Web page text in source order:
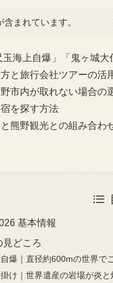
まれています。
海上自爆」「鬼ヶ城大
と旅行会社ツアーの活
市内が取れない場合の
を探す方法
熊野観光との組み合わ
基本情報
どころ
爆｜直径約600mの世界で
け｜世界遺産の岩場が炎と